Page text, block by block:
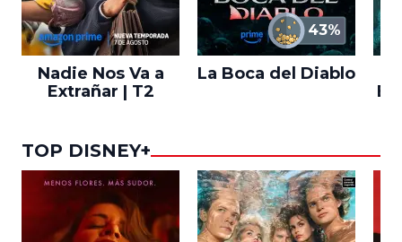
Nadie Nos Va a
Extrañar | T2
43%
La Boca del Diablo
TOP DISNEY+